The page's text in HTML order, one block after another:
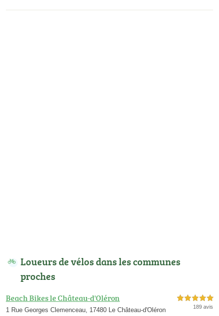
Loueurs de vélos dans les communes
proches
Beach Bikes le Château-d'Oléron
1 Rue Georges Clemenceau, 17480 Le Château-d'Oléron
5,0 étoiles sur 5
189 avis